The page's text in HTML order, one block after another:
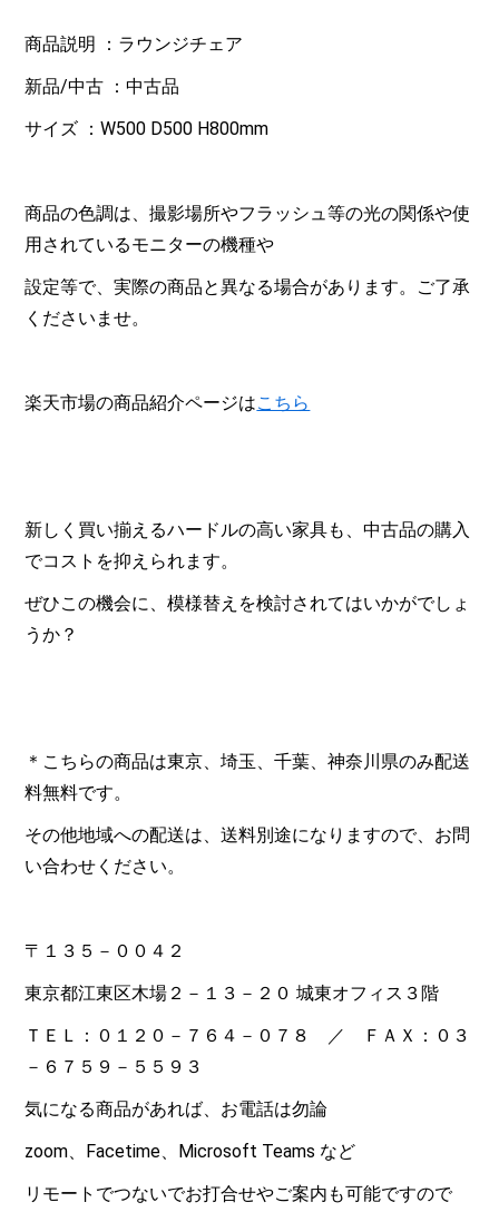
商品説明 ：ラウンジチェア
新品/中古 ：中古品
サイズ ：W500 D500 H800mm
商品の色調は、撮影場所やフラッシュ等の光の関係や使
用されているモニターの機種や
設定等で、実際の商品と異なる場合があります。ご了承
くださいませ。
楽天市場の商品紹介ページはこちら
新しく買い揃えるハードルの高い家具も、中古品の購入
でコストを抑えられます。
ぜひこの機会に、模様替えを検討されてはいかがでしょ
うか？
＊こちらの商品は東京、埼玉、千葉、神奈川県のみ配送
料無料です。
その他地域への配送は、送料別途になりますので、お問
い合わせください。
〒１３５－００４２
東京都江東区木場２－１３－２０ 城東オフィス３階
ＴＥＬ：０１２０－７６４－０７８ ／ ＦＡＸ：０３
－６７５９－５５９３
気になる商品があれば、お電話は勿論
zoom、Facetime、Microsoft Teams など
リモートでつないでお打合せやご案内も可能ですので